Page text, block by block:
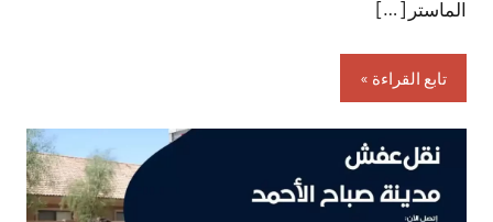
الماستر […]
تابع القراءة